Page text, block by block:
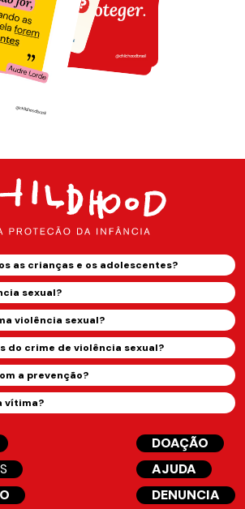
as crianças e os adolescentes?
sexual?
violência sexual?
do crime de violência sexual?
a prevenção?
vítima?
DOAÇÃO
AJUDA
DENUNCIA